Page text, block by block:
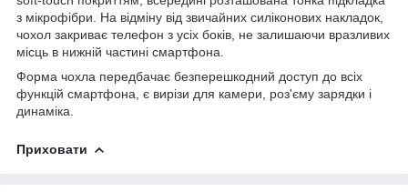
з мікрофібри. На відміну від звичайних силіконових накладок,
чохол закриває телефон з усіх боків, не залишаючи вразливих
місць в нижній частині смартфона.
Форма чохла передбачає безперешкодний доступ до всіх
функцій смартфона, є вирізи для камери, роз'єму зарядки і
динаміка.
Приховати